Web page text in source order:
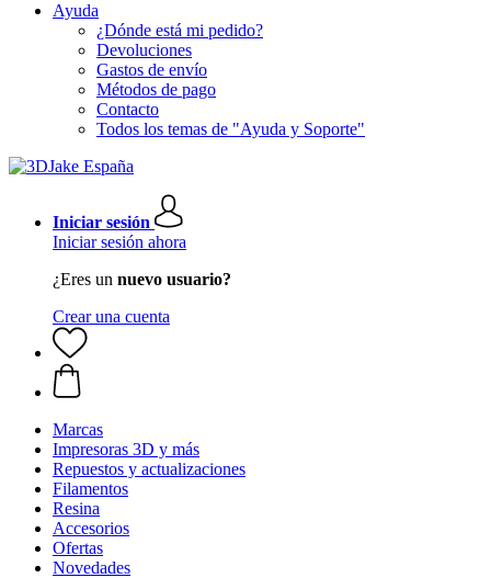
Ayuda
¿Dónde está mi pedido?
Devoluciones
Gastos de envío
Métodos de pago
Contacto
Todos los temas de "Ayuda y Soporte"
Iniciar sesión
Iniciar sesión ahora
¿Eres un nuevo usuario?
Crear una cuenta
Marcas
Impresoras 3D y más
Repuestos y actualizaciones
Filamentos
Resina
Accesorios
Ofertas
Novedades